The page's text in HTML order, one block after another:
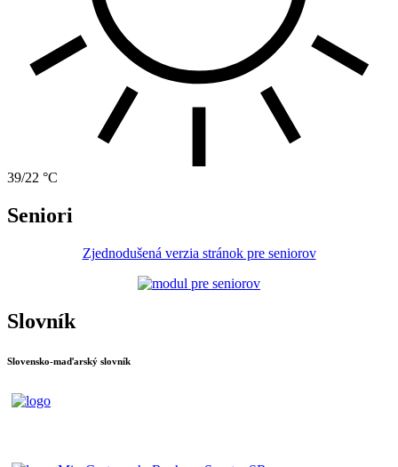
39/22 °C
Seniori
Zjednodušená verzia stránok pre seniorov
Slovník
Slovensko-maďarský slovník